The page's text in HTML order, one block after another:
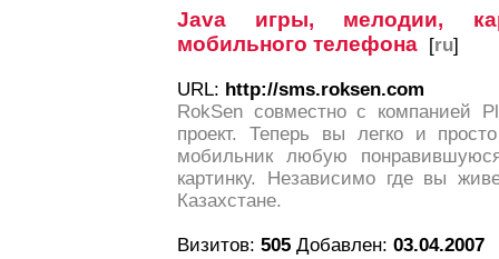
Java игры, мелодии,
мобильного телефона [ru]
URL: http://sms.roksen.com
RokSen совместно с компанией
проект. Теперь вы легко и
мобильник любую
картинку. Независимо где вы
Казахстане.
Визитов: 505 Добавлен: 03.04.2007